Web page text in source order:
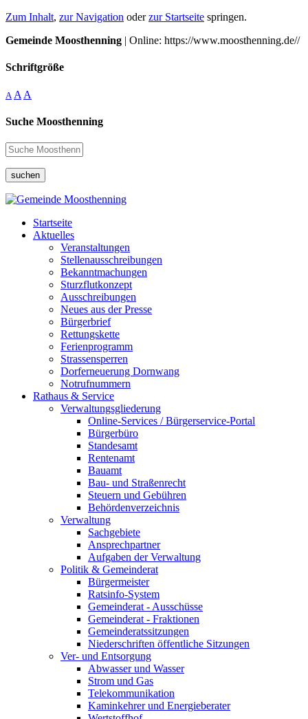
Zum Inhalt, zur Navigation oderzur Startseite springen.
Gemeinde Moosthenning | Online: https://www.moosthenning.de//
Schriftgröße
A A A
Suche Moosthenning
suchen
Startseite
Aktuelles
Veranstaltungen
Stellenausschreibungen
Bekanntmachungen
Sturzflutkonzept
Ausschreibungen
Neues aus der Presse
Bürgerbrief
Rettungskette
Ferienprogramm
Strassensperren
Dorferneuerung Dornwang
Notrufnummern
Rathaus & Service
Verwaltungsgliederung
Online-Services / Bürgerservice-Portal
Bürgerbüro
Standesamt
Rentenamt
Bauamt
Bau- und Straßenrecht
Steuern und Gebühren
Behördenverzeichnis
Verwaltung
Sachgebiete
Ansprechpartner
Aufgaben der Verwaltung
Politik & Gemeinderat
Bürgermeister
Ratsinfo-System
Gemeinderat - Ausschüsse
Gemeinderat - Fraktionen
Gemeinderatssitzungen
Niederschriften öffentliche Sitzungen
Ver- und Entsorgung
Abwasser und Wasser
Strom und Gas
Telekommunikation
Kaminkehrer und Energieberater